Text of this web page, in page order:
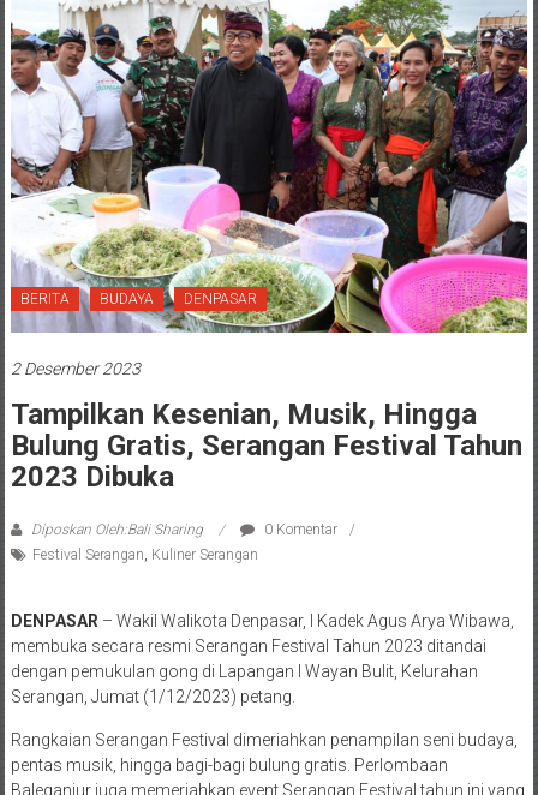
BERITA BUDAYA DENPASAR
2 Desember 2023
Tampilkan Kesenian, Musik, Hingga
Bulung Gratis, Serangan Festival Tahun
2023 Dibuka
Diposkan Oleh:Bali Sharing
0 Komentar
Festival Serangan, Kuliner Serangan
DENPASAR – Wakil Walikota Denpasar, I Kadek Agus Arya Wibawa,
membuka secara resmi Serangan Festival Tahun 2023 ditandai
dengan pemukulan gong di Lapangan I Wayan Bulit, Kelurahan
Serangan, Jumat (1/12/2023) petang.
Rangkaian Serangan Festival dimeriahkan penampilan seni budaya,
pentas musik, hingga bagi-bagi bulung gratis. Perlombaan
Baleganjur juga memeriahkan event Serangan Festival tahun ini yang